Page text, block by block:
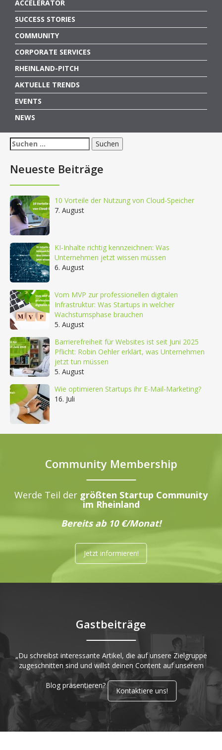
ACCELERATOR
SUCCESS STORIES
COMMUNITY
CORPORATE SERVICES
RHEINLAND-PITCH
AKTUELLE TRENDS
EVENTS
NEWS
Suchen
nach:
Neueste Beiträge
10 Vorteile der Nutzung von Cloud-Speicher
7. August
KI-Inhalte richtig kennzeichnen: Was
Unternehmen jetzt wissen müssen
6. August
Vom MVP zur professionellen digitalen
Infrastruktur: Was Startups in welcher
Wachstumsphase brauchen
5. August
Barrierefreiheit für Websites ist seit Juni 2025
Pflicht: Robin Oehler erklärt, was Unternehmen
jetzt tun müssen
5. August
Wie optimieren Startups ihr E-Mail-Marketing?
16. Juli
Community Membership
Werde Teil der größten Startup Community
im Rheinland
Bereits ab 10 €/Monat!
Jetzt informieren!
Gastbeiträge
„Du schreibst interessante Artikel, die auf unsere Zielgruppe
zugeschnitten sind und willst deinen Content auf unserem
Blog präsentieren?
Kontaktiere uns!